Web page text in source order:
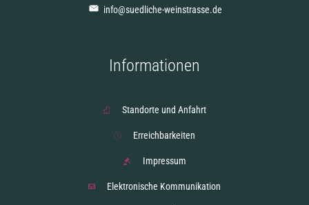
info@suedliche-weinstrasse.de
Informationen
Standorte und Anfahrt
Erreichbarkeiten
Impressum
Elektronische Kommunikation